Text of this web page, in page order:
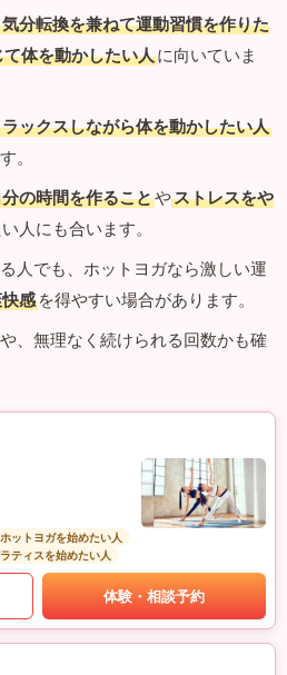
気分転換を兼ねて運動習慣を作りた
体を動かしたい人に向いていま
ックスしながら体を動かしたい人
。
の時間を作ることやストレスをや
人にも合います。
人でも、ホットヨガなら激しい運
感 を得やすい場合があります。
、無理なく続けられる回数かも確
ホットヨガを始めたい人
ティスを始めたい人
体験・相談予約